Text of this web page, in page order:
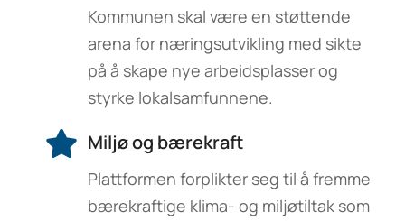
Kommunen skal være en støttende
arena for næringsutvikling med sikte
på å skape nye arbeidsplasser og
styrke lokalsamfunnene.
Miljø og bærekraft
Plattformen forplikter seg til å fremme
bærekraftige klima- og miljøtiltak som